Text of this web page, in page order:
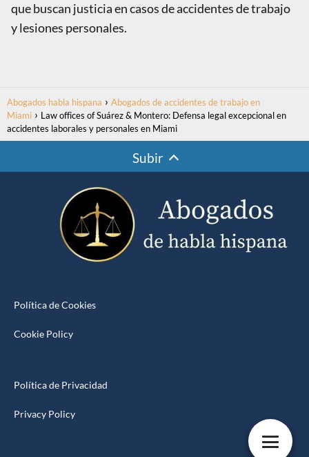
que buscan justicia en casos de accidentes de trabajo
y lesiones personales.
Abogados habla hispana
Abogados de accidentes de trabajo en
Miami
Law offices of Suárez & Montero: Defensa legal excepcional en
accidentes laborales y personales en Miami
Subir
Política de Cookies
Cookie Policy
Política de Privacidad
Privacy Policy